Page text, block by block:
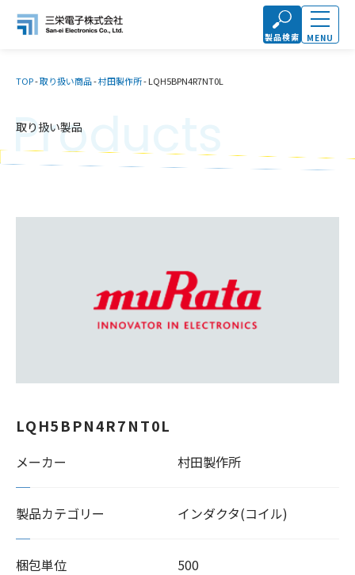
製品検索 MENU
TOP-取り扱い商品-村田製作所-LQH5BPN4R7NT0L
取り扱い製品
Products
LQH5BPN4R7NT0L
メーカー 村田製作所
製品カテゴリー インダクタ(コイル)
梱包単位 500